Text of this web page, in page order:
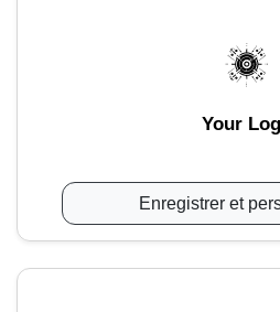
Your
Enregistrer et